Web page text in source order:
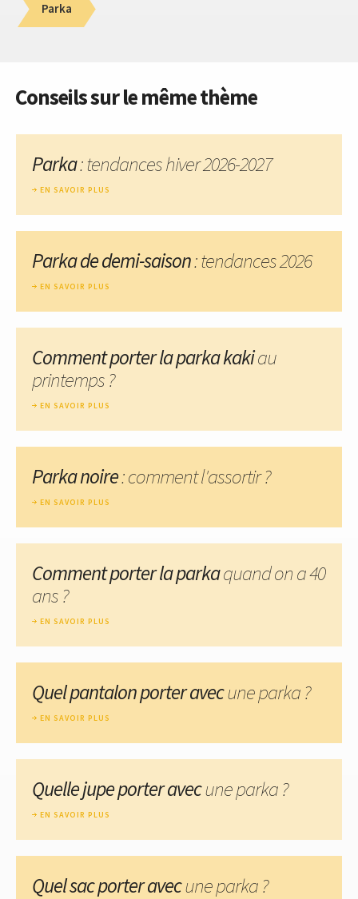
Parka
Conseils sur le même thème
Parka: tendances hiver 2026-2027
EN SAVOIR PLUS
Parka de demi-saison: tendances 2026
EN SAVOIR PLUS
Comment porter la parka kakiau
printemps ?
EN SAVOIR PLUS
Parka noire: comment l'assortir ?
EN SAVOIR PLUS
Comment porter la parkaquand on a 40
ans ?
EN SAVOIR PLUS
Quel pantalon porter avecune parka ?
EN SAVOIR PLUS
Quelle jupe porter avecune parka ?
EN SAVOIR PLUS
Quel sac porter avecune parka ?